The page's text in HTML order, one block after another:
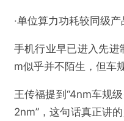
·单位算力功耗较同级产
手机行业早已进入先
m似乎并不陌生，但车
王传福提到“4nm车规
2nm”，这句话真正讲